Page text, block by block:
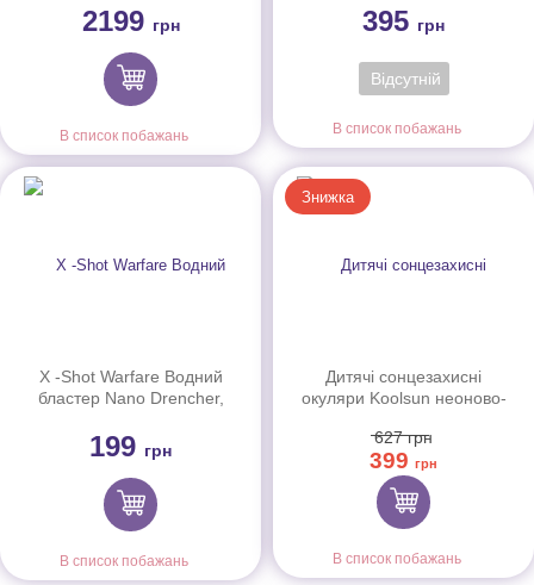
Monster High
2199 грн
В список побажань
395 грн
Відсутній
В список побажань
X -Shot Warfare Водний
бластер Nano Drencher,
199 грн
В список побажань
Знижка
Дитячі сонцезахисні
окуляри Koolsun неоново-
(Розмір: 3+)
627грн
399 грн
В список побажань